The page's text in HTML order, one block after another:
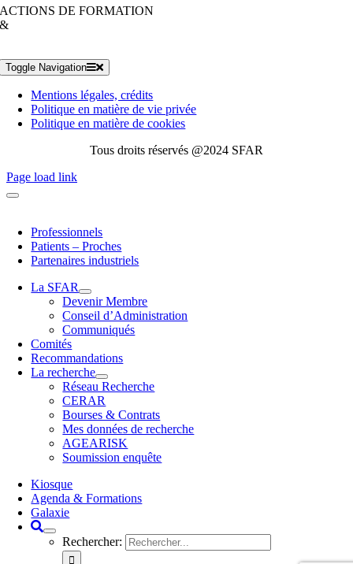
ACTIONS DE FORMATION
&
Toggle Navigation
Mentions légales, crédits
Politique en matière de vie privée
Politique en matière de cookies
Tous droits réservés @2024 SFAR
Page load link
Professionnels
Patients – Proches
Partenaires industriels
La SFAR
Devenir Membre
Conseil d’Administration
Communiqués
Comités
Recommandations
La recherche
Réseau Recherche
CERAR
Bourses & Contrats
Mes données de recherche
AGEARISK
Soumission enquête
Kiosque
Agenda & Formations
Galaxie
Rechercher: